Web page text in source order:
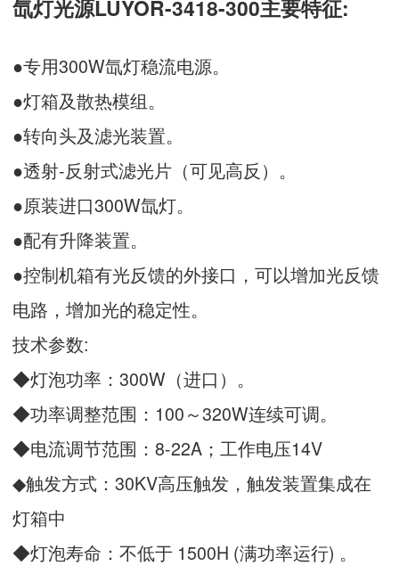
氙灯光源LUYOR-3418-300主要特征:
●专用300W氙灯稳流电源。
●灯箱及散热模组。
●转向头及滤光装置。
●透射-反射式滤光片（可见高反）。
●原装进口300W氙灯。
●配有升降装置。
●控制机箱有光反馈的外接口，可以增加光反馈
电路，增加光的稳定性。
技术参数:
◆灯泡功率：300W（进口）。
◆功率调整范围：100～320W连续可调。
◆电流调节范围：8-22A；工作电压14V
◆触发方式：30KV高压触发，触发装置集成在
灯箱中
◆灯泡寿命：不低于 1500H (满功率运行) 。